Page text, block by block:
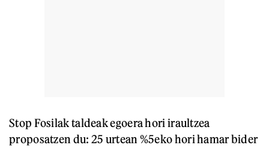
Stop Fosilak taldeak egoera hori iraultzea
proposatzen du: 25 urtean %5eko hori hamar bider